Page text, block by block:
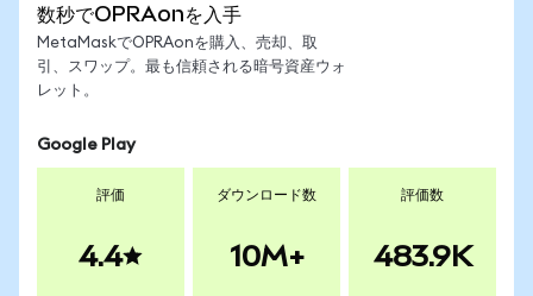
数秒でOPRAonを入手
MetaMaskでOPRAonを購入、売却、取
引、スワップ。最も信頼される暗号資産ウォ
レット。
Google Play
評価
4.4
ダウンロード数
10M+
評価数
483.9K